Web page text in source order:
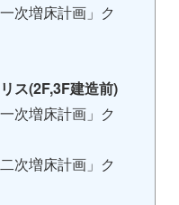
次増床計画」ク
ス(2F,3F建造前)
次増床計画」ク
次増床計画」ク